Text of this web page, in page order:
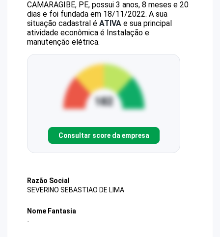
CAMARAGIBE, PE, possui 3 anos, 8 meses e 20
dias e foi fundada em 18/11/2022. A sua
situação cadastral é ATIVA e sua principal
atividade econômica é Instalação e
manutenção elétrica.
Consultar score da empresa
Razão Social
SEVERINO SEBASTIAO DE LIMA
Nome Fantasia
-